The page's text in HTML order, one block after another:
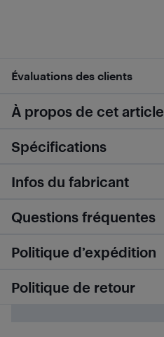
Évaluations des clients
À propos de cet article
Spécifications
Infos du fabricant
Questions fréquentes
Politique d’expédition
Politique de retour